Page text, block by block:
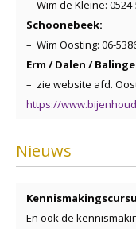
– Wim de Kleine:
Schoonebeek:
– Wim Oosting: 06-
Erm / Dalen /
– zie website afd.
https://
Nieuws
En ook de